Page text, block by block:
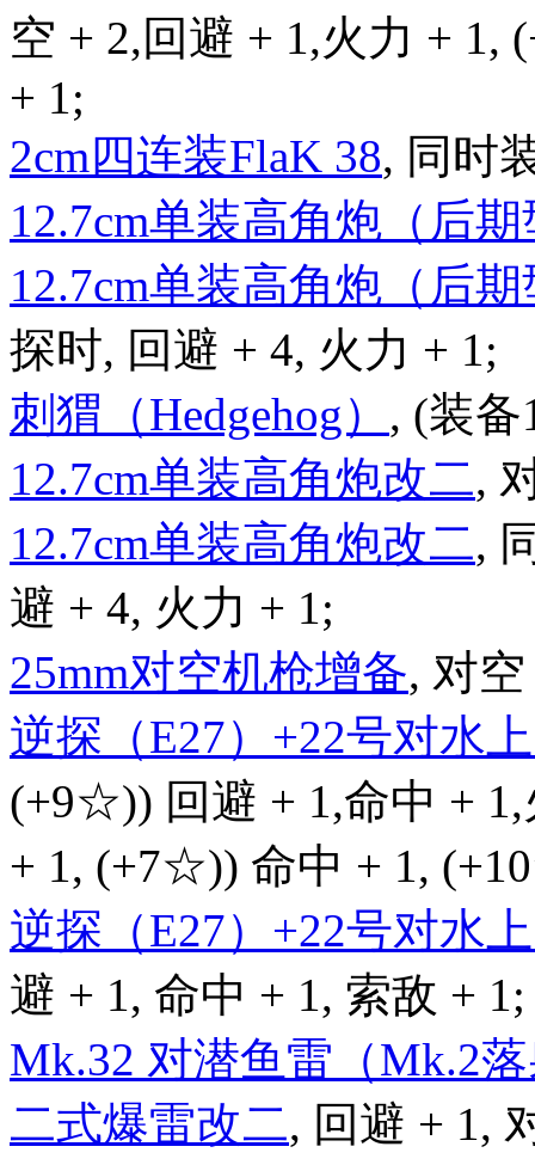
空 + 2,回避 + 1,火力 + 1,
+ 1;
2cm四连装FlaK 38, 同时
12.7cm单装高角炮（后
12.7cm单装高角炮（后
探时, 回避 + 4, 火力 + 1;
刺猬（Hedgehog） , (装备
12.7cm单装高角炮改二,
12.7cm单装高角炮改二,
避 + 4, 火力 + 1;
25mm对空机枪增备, 对
逆探（E27）+22号对水
(+9☆)) 回避 + 1,命中 +
+ 1, (+7☆)) 命中 + 1,
逆探（E27）+22号对水
避 + 1, 命中 + 1, 索敌 + 1;
Mk.32 对潜鱼雷（Mk.2
二式爆雷改二, 回避 + 1,